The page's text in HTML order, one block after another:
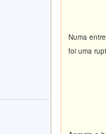
Numa
foi uma